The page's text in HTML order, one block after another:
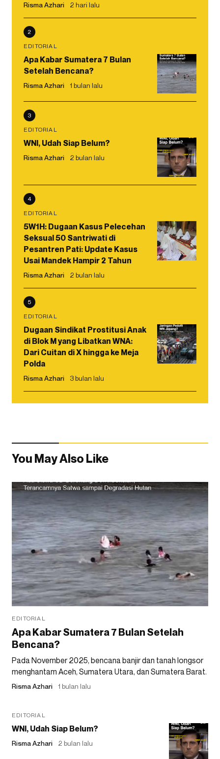
Risma Azhari 2 hari lalu
2
EDITORIAL
Apa Kabar Sumatera 7 Bulan
Setelah Bencana?
Risma Azhari 1 bulan lalu
3
EDITORIAL
WNI, Udah Siap Belum?
Risma Azhari 2 bulan lalu
4
EDITORIAL
5W1H: Dugaan Kasus Pelecehan
Seksual 50 Santriwati di
Pesantren Pati: Update Kasus
Usai Mandek Hampir 2 Tahun
Risma Azhari 2 bulan lalu
5
EDITORIAL
Dugaan Sindikat Prostitusi Anak
di Blok M yang Libatkan WNA:
Dari Cuitan di X hingga ke Meja
Polda
Risma Azhari 3 bulan lalu
You May Also Like
EDITORIAL
Apa Kabar Sumatera 7 Bulan Setelah
Bencana?
Pada November 2025, bencana banjir dan tanah longsor
menghantam Aceh, Sumatera Utara, dan Sumatera Barat.
Risma Azhari 1 bulan lalu
EDITORIAL
WNI, Udah Siap Belum?
Risma Azhari 2 bulan lalu